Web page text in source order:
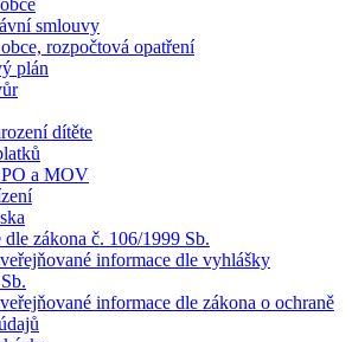
smlouvy
rozpočtová opatření
plán
dítěte
a MOV
zákona č. 106/1999 Sb.
informace dle vyhlášky
informace dle zákona o ochraně